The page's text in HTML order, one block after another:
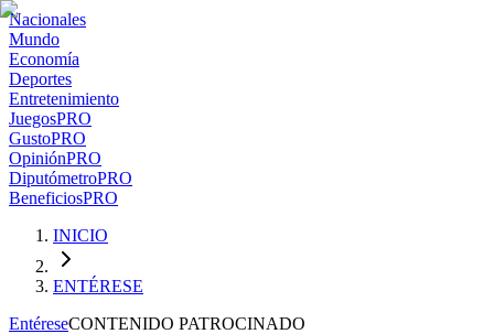
Nacionales
Mundo
Economía
Deportes
Entretenimiento
JuegosPRO
GustoPRO
OpiniónPRO
DiputómetroPRO
BeneficiosPRO
INICIO
ENTÉRESE
EntéreseCONTENIDO PATROCINADO